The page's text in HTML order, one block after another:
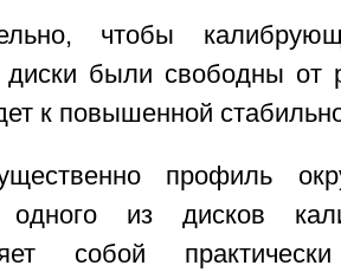
чтобы
диски были свободны от
к повышенной
профиль
из дисков
собой